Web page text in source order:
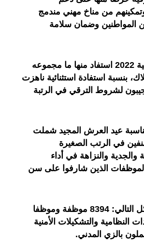
وتمكينهم من مناخ مهني مندمج
المواطنين وضمان سلامة
وذكر البلاغ أن هذه الترقية الاستثنائية الخاصة بالسنة المالية 2022 استفاد منها ما مجموعه
بنسبة استفادة استثنائية ناهزت
لشروط الترقي في الرتبة
عيد العرش المجيد شملت
في الرتب الصغيرة
والنزاهة في أداء
والموظفات الذين شارفوا على سن
ويتوزع المستفيدون من هذه الترقية الاستثنائية على الشكل التالي: 8394 موظفة وموظفا
والتشكيلات الأمنية